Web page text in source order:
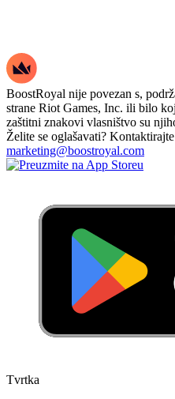
BoostRoyal nije povezan s,
strane Riot Games, Inc. ili bilo
zaštitni znakovi vlasništvo su
Želite se oglašavati? Kontaktirajte
marketing@boostroyal.com
Tvrtka